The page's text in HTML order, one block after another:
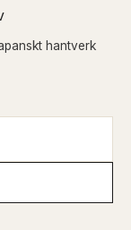
hantverk